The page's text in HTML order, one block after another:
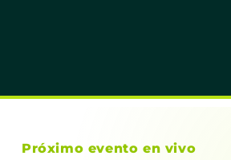
Próximo evento en vivo